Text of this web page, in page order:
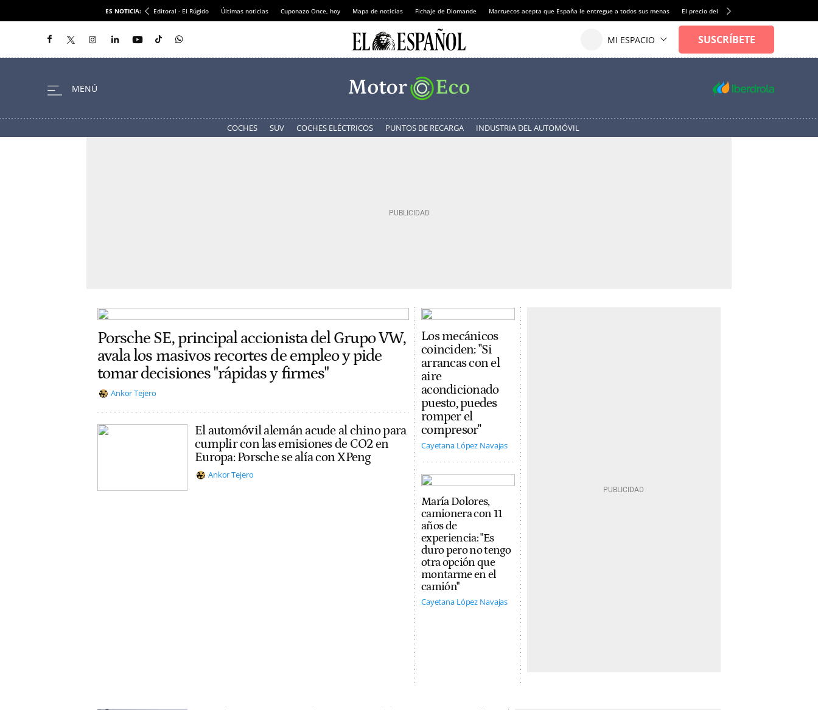
ES NOTICIA: Editoral - El Rúgido Últimas noticias Cuponazo Once, hoy Mapa de noticias Fichaje de Diomande Marruecos acepta que España le entregue a todos sus menas El precio del alquiler de vivienda baja por
COCHES SUV COCHES ELÉCTRICOS PUNTOS DE RECARGA INDUSTRIA DEL AUTOMÓVIL
Porsche SE, principal accionista del Grupo VW,
avala los masivos recortes de empleo y pide
tomar decisiones "rápidas y firmes"
Ankor Tejero
El automóvil alemán acude al chino para
cumplir con las emisiones de CO2 en
Europa: Porsche se alía con XPeng
Ankor Tejero
Los mecánicos
coinciden: "Si
arrancas con el
aire
acondicionado
puesto, puedes
romper el
compresor"
Cayetana López Navajas
María Dolores,
camionera con 11
años de
experiencia: "Es
duro pero no tengo
otra opción que
montarme en el
camión"
Cayetana López Navajas